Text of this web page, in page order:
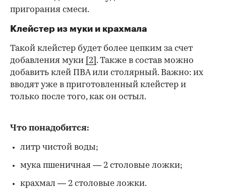
пригорания смеси.
Клейстер из муки и крахмала
Такой клейстер будет более цепким за счет
добавления муки [2] . Также в состав можно
добавить клей ПВА или столярный. Важно: их
вводят уже в приготовленный клейстер и
только после того, как он остыл.
Что понадобится:
литр чистой воды;
мука пшеничная — 2 столовые ложки;
крахмал — 2 столовые ложки.